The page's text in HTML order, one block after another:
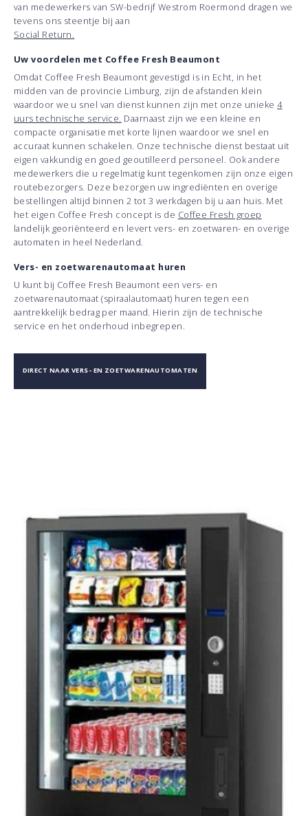
van medewerkers van SW-bedrijf Westrom Roermond dragen we
tevens ons steentje bij aan
Social Return.
Uw voordelen met Coffee Fresh Beaumont
Omdat Coffee Fresh Beaumont gevestigd is in Echt, in het
midden van de provincie Limburg, zijn de afstanden klein
waardoor we u snel van dienst kunnen zijn met onze unieke4
uurs technische service. Daarnaast zijn we een kleine en
compacte organisatie met korte lijnen waardoor we snel en
accuraat kunnen schakelen. Onze technische dienst bestaat uit
eigen vakkundig en goed geoutilleerd personeel. Ook andere
medewerkers die u regelmatig kunt tegenkomen zijn onze eigen
routebezorgers. Deze bezorgen uw ingrediënten en overige
bestellingen altijd binnen 2 tot 3 werkdagen bij u aan huis. Met
het eigen Coffee Fresh concept is de Coffee Fresh groep
landelijk georiënteerd en levert vers- en zoetwaren- en overige
automaten in heel Nederland.
Vers- en zoetwarenautomaat huren
U kunt bij Coffee Fresh Beaumont een vers- en
zoetwarenautomaat (spiraalautomaat) huren tegen een
aantrekkelijk bedrag per maand. Hierin zijn de technische
service en het onderhoud inbegrepen.
DIRECT NAAR VERS- EN ZOETWARENAUTOMATEN